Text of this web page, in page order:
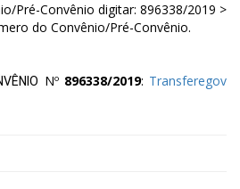
Pré-Convênio digitar: 896338/2019 >
do Convênio/Pré-Convênio.
Nº 896338/2019: Transferegov